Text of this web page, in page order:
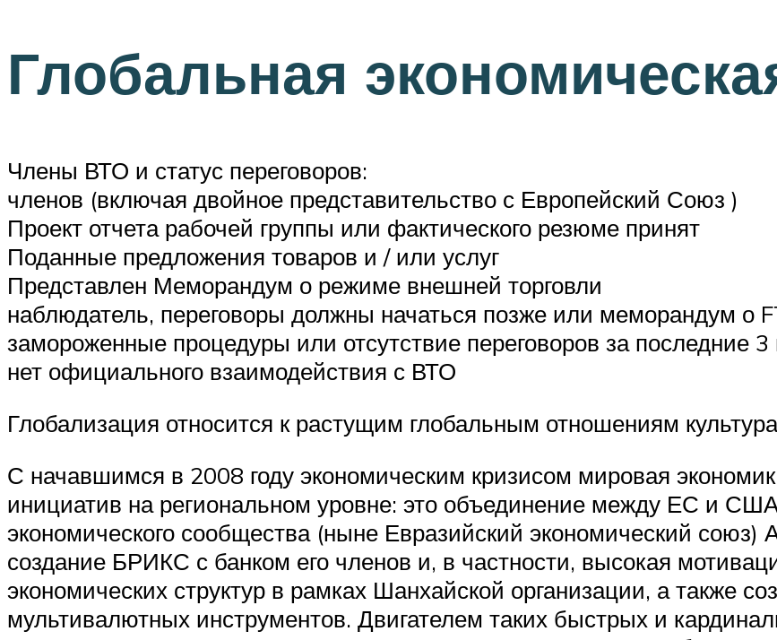
Глобальная
Члены ВТО и статус переговоров:
членов (включая двойное представительство с Европейский Союз )
Проект отчета рабочей группы или фактического резюме принят
Поданные предложения товаров и / или услуг
Представлен Меморандум о режиме внешней торговли
наблюдатель, переговоры должны начаться позже или меморандум о
замороженные процедуры или отсутствие переговоров за последние 3
нет официального взаимодействия с ВТО
Глобализация относится к растущим глобальным отношениям
С начавшимся в 2008 году экономическим кризисом мировая
инициатив на региональном уровне: это объединение между ЕС и
экономического сообщества (ныне Евразийский экономический
создание БРИКС с банком его членов и, в частности, высокая
экономических структур в рамках Шанхайской организации, а также
мультивалютных инструментов. Двигателем таких быстрых и